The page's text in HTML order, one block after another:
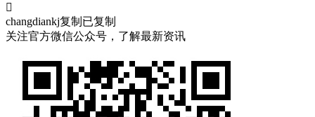

changdiankj复制 已复制
关注官方微信公众号，了解最新资讯